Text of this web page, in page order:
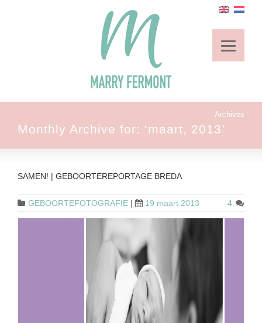
Archives
Monthly Archive for: ‘maart, 2013’
SAMEN! | GEBOORTEREPORTAGE BREDA
GEBOORTEFOTOGRAFIE | 19 maart 2013 4